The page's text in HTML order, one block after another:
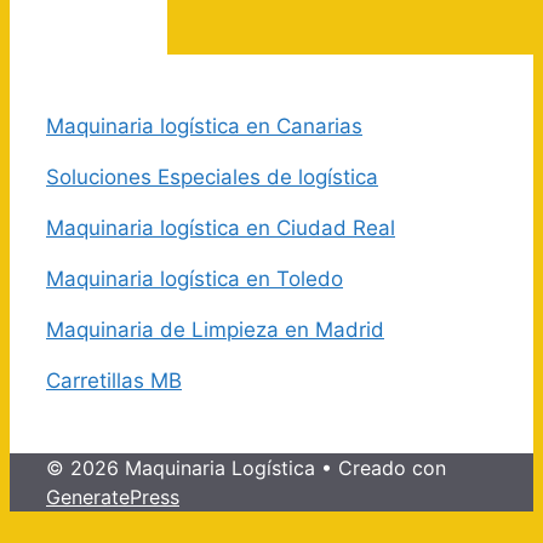
Maquinaria logística en Canarias
Soluciones Especiales de logística
Maquinaria logística en Ciudad Real
Maquinaria logística en Toledo
Maquinaria de Limpieza en Madrid
Carretillas MB
© 2026 Maquinaria Logística • Creado con
GeneratePress